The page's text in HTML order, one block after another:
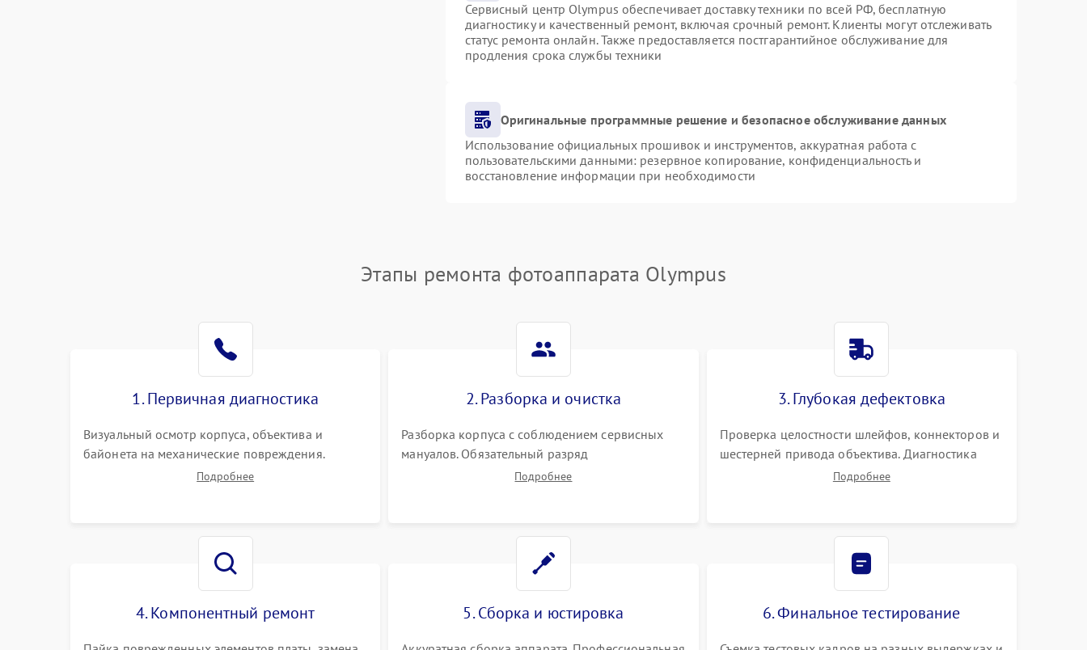
Сервисный центр Olympus обеспечивает доставку техники по всей РФ, бесплатную
диагностику и качественный ремонт, включая срочный ремонт. Клиенты могут отслеживать
статус ремонта онлайн. Также предоставляется постгарантийное обслуживание для
продления срока службы техники
Оригинальные программные решение и безопасное обслуживание данных
Использование официальных прошивок и инструментов, аккуратная работа с
пользовательскими данными: резервное копирование, конфиденциальность и
восстановление информации при необходимости
Этапы ремонта фотоаппарата Olympus
1. Первичная диагностика
Визуальный осмотр корпуса, объектива и
байонета на механические повреждения.
Проверка реакции на включение, считывание
Подробнее
2. Разборка и очистка
Разборка корпуса с соблюдением сервисных
мануалов. Обязательный разряд
высоковольтного конденсатора вспышки для
Подробнее
3. Глубокая дефектовка
Проверка целостности шлейфов, коннекторов и
шестерней привода объектива. Диагностика
материнской платы, цепей питания и
Подробнее
4. Компонентный ремонт 5. Сборка и юстировка 6. Финальное тестирование